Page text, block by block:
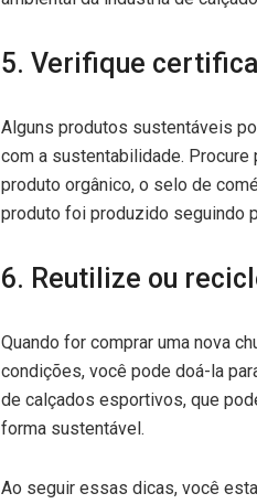
5. Verifique
Alguns produtos sustentáveis
com a sustentabilidade.
produto orgânico, o selo de
produto foi produzido seguindo
6. Reutilize ou
Quando for comprar uma nova
condições, você pode doá-la
de calçados esportivos, que
forma sustentável.
Ao seguir essas dicas, você